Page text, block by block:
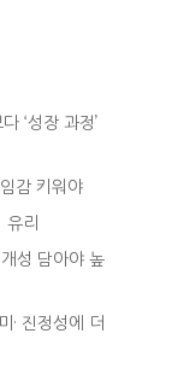
‘성장 과정’
감 키워야
유리
성 담아야 높
· 진정성에 더